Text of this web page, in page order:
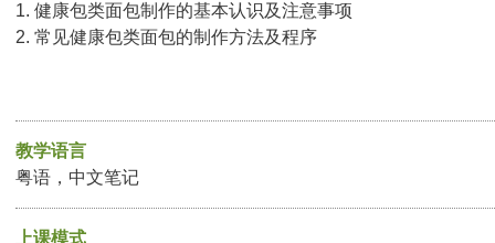
1. 健康包类面包制作的基本认识及注意事项
2. 常见健康包类面包的制作方法及程序
教学语言
粤语，中文笔记
上课模式